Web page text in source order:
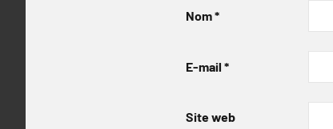
Nom*
E-mail *
Site web